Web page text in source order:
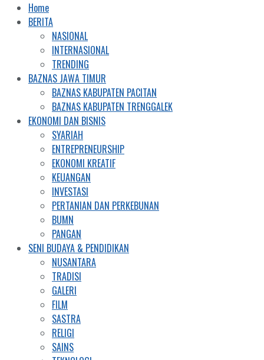
Home
BERITA
NASIONAL
INTERNASIONAL
TRENDING
BAZNAS JAWA TIMUR
BAZNAS KABUPATEN PACITAN
BAZNAS KABUPATEN TRENGGALEK
EKONOMI DAN BISNIS
SYARIAH
ENTREPRENEURSHIP
EKONOMI KREATIF
KEUANGAN
INVESTASI
PERTANIAN DAN PERKEBUNAN
BUMN
PANGAN
SENI BUDAYA & PENDIDIKAN
NUSANTARA
TRADISI
GALERI
FILM
SASTRA
RELIGI
SAINS